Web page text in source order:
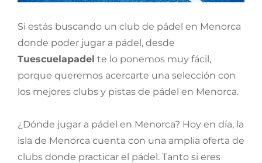
Si estás buscando un club de pádel en Menorca
donde poder jugar a pádel, desde
Tuescuelapadel te lo ponemos muy fácil,
porque queremos acercarte una selección con
los mejores clubs y pistas de pádel en Menorca.
¿Dónde jugar a pádel en Menorca? Hoy en día, la
isla de Menorca cuenta con una amplia oferta de
clubs donde practicar el pádel. Tanto si eres